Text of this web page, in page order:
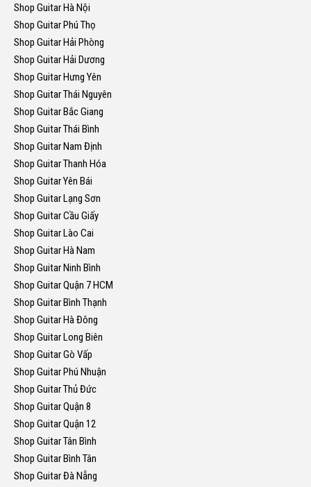
Shop Guitar Hà Nội
Shop Guitar Phú Thọ
Shop Guitar Hải Phòng
Shop Guitar Hải Dương
Shop Guitar Hưng Yên
Shop Guitar Thái Nguyên
Shop Guitar Bắc Giang
Shop Guitar Thái Bình
Shop Guitar Nam Định
Shop Guitar Thanh Hóa
Shop Guitar Yên Bái
Shop Guitar Lạng Sơn
Shop Guitar Cầu Giấy
Shop Guitar Lào Cai
Shop Guitar Hà Nam
Shop Guitar Ninh Bình
Shop Guitar Quận 7 HCM
Shop Guitar Bình Thạnh
Shop Guitar Hà Đông
Shop Guitar Long Biên
Shop Guitar Gò Vấp
Shop Guitar Phú Nhuận
Shop Guitar Thủ Đức
Shop Guitar Quận 8
Shop Guitar Quận 12
Shop Guitar Tân Bình
Shop Guitar Bình Tân
Shop Guitar Đà Nẵng